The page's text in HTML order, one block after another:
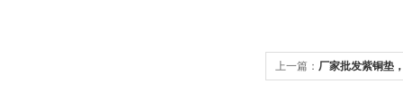
上一篇： 厂家批发紫铜垫